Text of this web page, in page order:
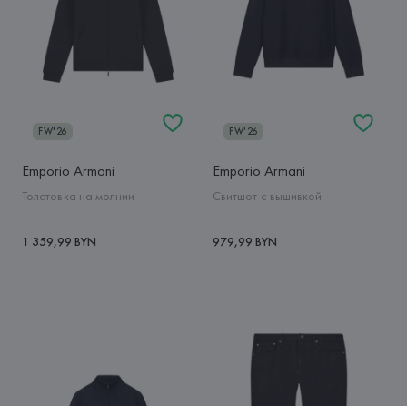
FW'26
Emporio Armani
Толстовка на молнии
1 359,99 BYN
FW'26
Emporio Armani
Свитшот с вышивкой
979,99 BYN